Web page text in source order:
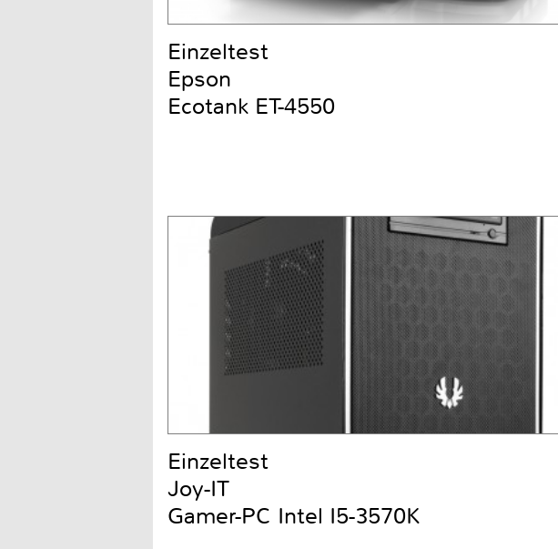
Einzeltest
Epson
Ecotank ET-4550
Einzeltest
Joy-IT
Gamer-PC Intel I5-3570K